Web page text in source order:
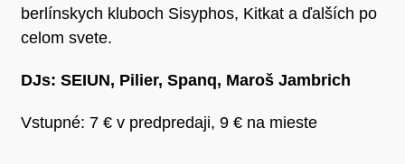
berlínskych kluboch Sisyphos, Kitkat a ďalších po
celom svete.
DJs: SEIUN, Pilier, Spanq, Maroš Jambrich
Vstupné: 7 € v predpredaji, 9 € na mieste